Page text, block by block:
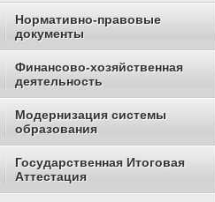
Нормативно-правовые
документы
Финансово-хозяйственная
деятельность
Модернизация системы
образования
Государственная Итоговая
Аттестация